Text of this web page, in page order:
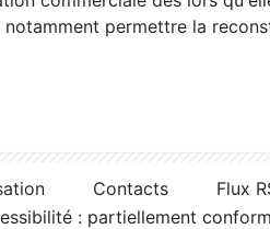
permettre la
Contacts
Flux
: partiellement